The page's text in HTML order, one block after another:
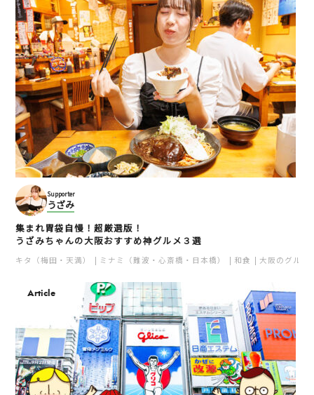
Supporter
うざみ
集まれ胃袋自慢！超厳選版！
うざみちゃんの大阪おすすめ神グルメ３選
キタ（梅田・天満） ミナミ（難波・心斎橋・日本橋） 和食 大阪のグルメ
Article